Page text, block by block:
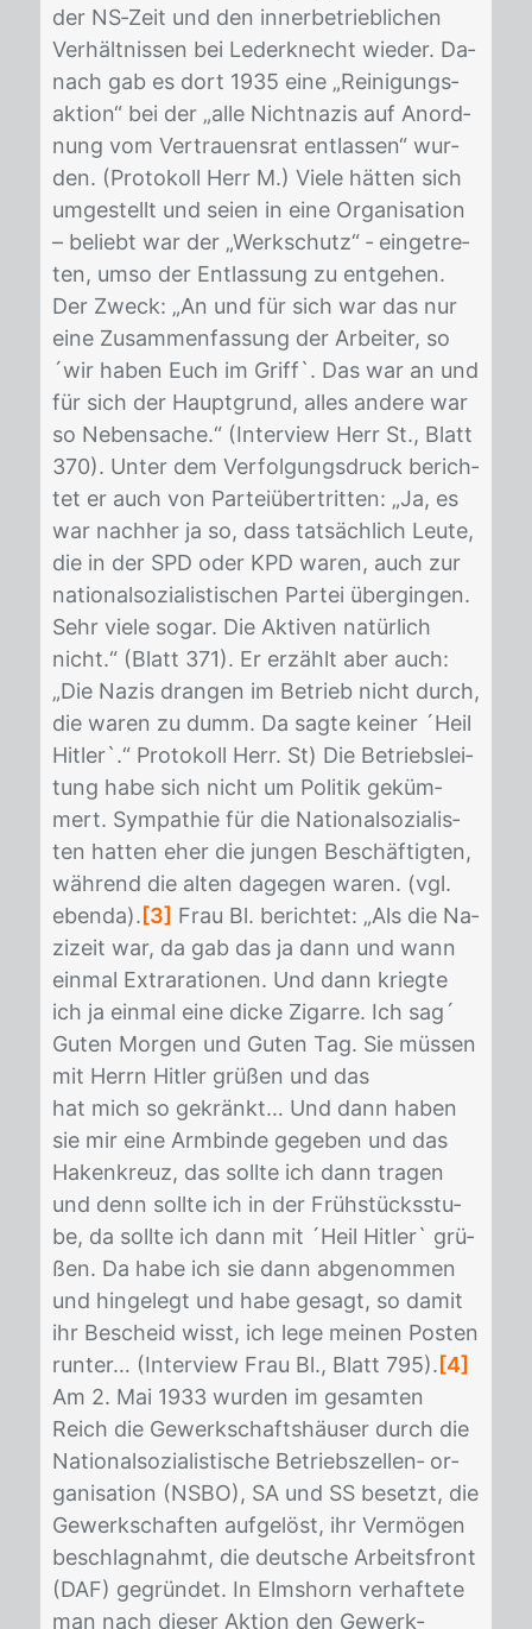
der NS‐Zeit und den in­ner­be­trieb­li­chen
Ver­hält­nis­sen bei Le­der­knecht wie­der. Da­
nach gab es dort 1935 eine „Rei­ni­gungs­
ak­ti­on“ bei der „alle Nicht­na­zis auf An­ord­
nung vom Ver­trau­ens­rat ent­las­sen“ wur­
den. (Pro­to­koll Herr M.) Vie­le hät­ten sich
um­ge­stellt und sei­en in eine Or­ga­ni­sa­ti­on
– be­liebt war der „Werk­schutz“ ‐ ein­ge­tre­
ten, umso der Ent­las­sung zu ent­ge­hen.
Der Zweck: „An und für sich war das nur
eine Zu­sam­men­fas­sung der Ar­bei­ter, so
´wir ha­ben Euch im Griff`. Das war an und
für sich der Haupt­grund, al­les an­de­re war
so Ne­ben­sa­che.“ (In­ter­view Herr St., Blatt
370). Un­ter dem Ver­fol­gungs­druck be­rich­
tet er auch von Par­tei­über­trit­ten: „Ja, es
war nach­her ja so, dass tat­säch­lich Leu­te,
die in der SPD oder KPD wa­ren, auch zur
na­tio­nal­so­zia­lis­ti­schen Par­tei über­gin­gen.
Sehr vie­le so­gar. Die Ak­ti­ven na­tür­lich
nicht.“ (Blatt 371). Er er­zählt aber auch:
„Die Na­zis dran­gen im Be­trieb nicht durch,
die wa­ren zu dumm. Da sag­te kei­ner ´Heil
Hit­ler`.“ Pro­to­koll Herr. St) Die Be­triebs­lei­
tung habe sich nicht um Po­li­tik ge­küm­
mert. Sym­pa­thie für die Na­tio­nal­so­zia­lis­
ten hat­ten eher die jun­gen Be­schäf­tig­ten,
wäh­rend die al­ten da­ge­gen wa­ren. (vgl.
eben­da). [3] Frau Bl. be­rich­tet: „Als die Na­
zi­zeit war, da gab das ja dann und wann
ein­mal Ex­tra­ra­tio­nen. Und dann krieg­te
ich ja ein­mal eine di­cke Zi­gar­re. Ich sag´
Gu­ten Mor­gen und Gu­ten Tag. Sie müs­sen
mit Herrn Hit­ler grü­ßen und das
hat mich so ge­kränkt… Und dann ha­ben
sie mir eine Arm­bin­de ge­ge­ben und das
Ha­ken­kreuz, das soll­te ich dann tra­gen
und denn soll­te ich in der Früh­stücks­stu­
be, da soll­te ich dann mit ´Heil Hit­ler` grü­
ßen. Da habe ich sie dann ab­ge­nom­men
und hin­ge­legt und habe ge­sagt, so da­mit
ihr Be­scheid wisst, ich lege mei­nen Pos­ten
run­ter… (In­ter­view Frau Bl., Blatt 795). [4]
Am 2. Mai 1933 wur­den im ge­sam­ten
Reich die Ge­werk­schafts­häu­ser durch die
Na­tio­nal­so­zia­lis­ti­sche Be­triebs­zel­len‐ or­
ga­ni­sa­ti­on (NSBO), SA und SS be­setzt, die
Ge­werk­schaf­ten auf­ge­löst, ihr Ver­mö­gen
be­schlag­nahmt, die deut­sche Ar­beits­front
(DAF) ge­grün­det. In Elms­horn ver­haf­te­te
man nach die­ser Ak­ti­on den Ge­werk­